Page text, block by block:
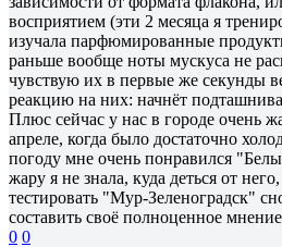
восприятием (эти 2 месяца я
изучала парфюмированные
раньше вообще ноты мускуса не
чувствую их в первые же секунды
реакцию на них: начнёт
Плюс сейчас у нас в городе очень
апреле, когда было достаточно
погоду мне очень понравился
жару я не знала, куда деться от
тестировать "Мур-Зеленоградск"
составить своё полноценное
0 0